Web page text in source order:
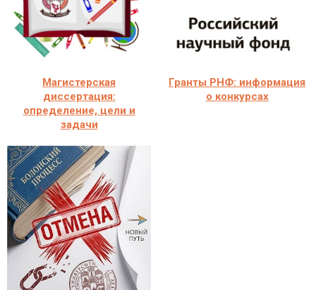
Магистерская
диссертация:
определение, цели и
задачи
Гранты РНФ: информация
о конкурсах